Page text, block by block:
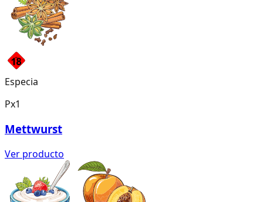
Especia
Px1
Mettwurst
Ver producto